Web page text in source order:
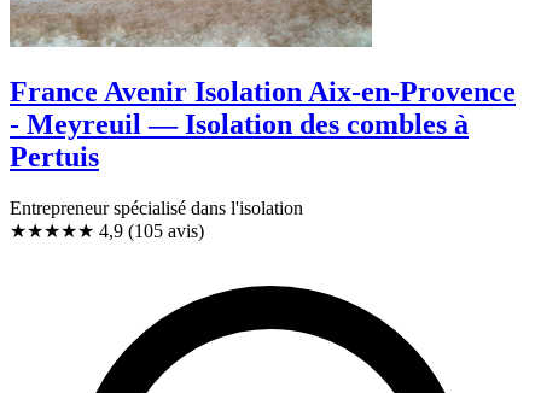
France Avenir Isolation Aix-en-Provence
- Meyreuil — Isolation des combles à
Pertuis
Entrepreneur spécialisé dans l'isolation
★★★★★ 4,9 (105 avis)